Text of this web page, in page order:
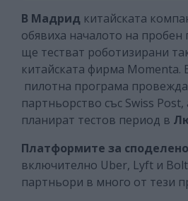
В Мадрид китайската
обявиха началото на пробен
ще тестват роботизирани
китайската фирма Momenta.
пилотна програма
партньорство със Swiss
планират тестов период в
Платформите за
включително Uber, Lyft и
партньори в много от тези